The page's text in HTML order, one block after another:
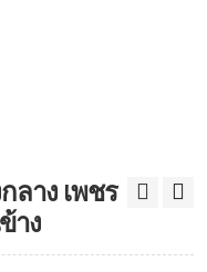
ลาง เพชร
าง